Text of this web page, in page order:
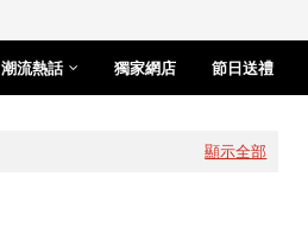
潮流熱話 獨家網店 節日送禮
顯示全部